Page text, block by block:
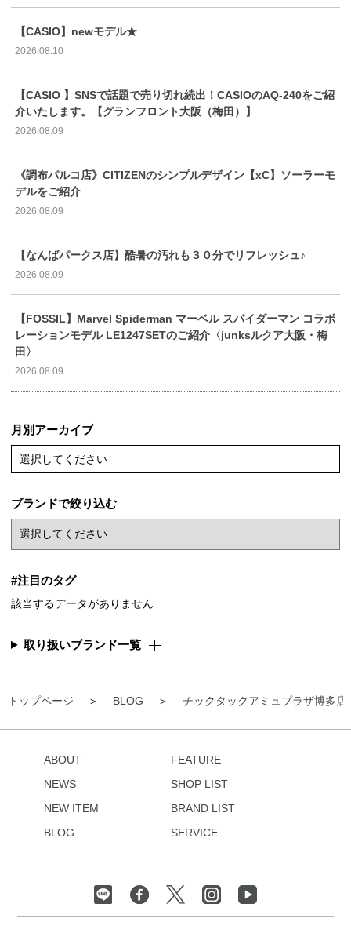
トップページ BLOG チックタックアミュプラザ博多店
【CASIO】newモデル★
2026.08.10
【CASIO 】SNSで話題で売り切れ続出！CASIOのAQ-240をご紹
介いたします。【グランフロント大阪（梅田）】
2026.08.09
《調布パルコ店》CITIZENのシンプルデザイン【xC】ソーラーモ
デルをご紹介
2026.08.09
【なんばパークス店】酷暑の汚れも３０分でリフレッシュ♪
2026.08.09
【FOSSIL】Marvel Spiderman マーベル スパイダーマン コラボ
レーションモデル LE1247SETのご紹介〈junksルクア大阪・梅
田〉
2026.08.09
月別アーカイブ
選択してください
ブランドで絞り込む
#注目のタグ
該当するデータがありません
取り扱いブランド一覧
ABOUT
NEWS
NEW ITEM
BLOG
FEATURE
SHOP LIST
BRAND LIST
SERVICE